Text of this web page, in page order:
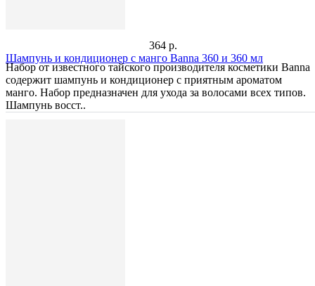
364 р.
Шампунь и кондиционер с манго Banna 360 и 360 мл
Набор от известного тайского производителя косметики Banna
содержит шампунь и кондиционер с приятным ароматом
манго. Набор предназначен для ухода за волосами всех типов.
Шампунь восст..